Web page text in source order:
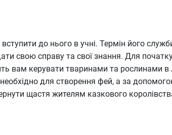
до нього в учні. Термін його
свою справу та свої знання. Для
вам керувати тваринами та рослинами в
для створення фей, а за
щастя жителям казкового